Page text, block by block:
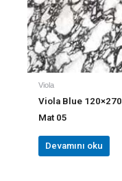
Viola
Viola Blue 120×270
Mat 05
Devamını oku